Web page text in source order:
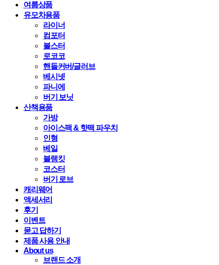
여름상품
유모차용품
라이너
컴포터
볼스터
로코코
핸들커버/글러브
베시넷
파니에
버기 보닛
산책용품
가방
아이스팩 & 핫팩 파우치
인형
베일
블랭킷
코스터
버기 로브
캐리웨어
액세서리
후기
이벤트
묻고 답하기
제품 사용 안내
About us
브랜드 소개